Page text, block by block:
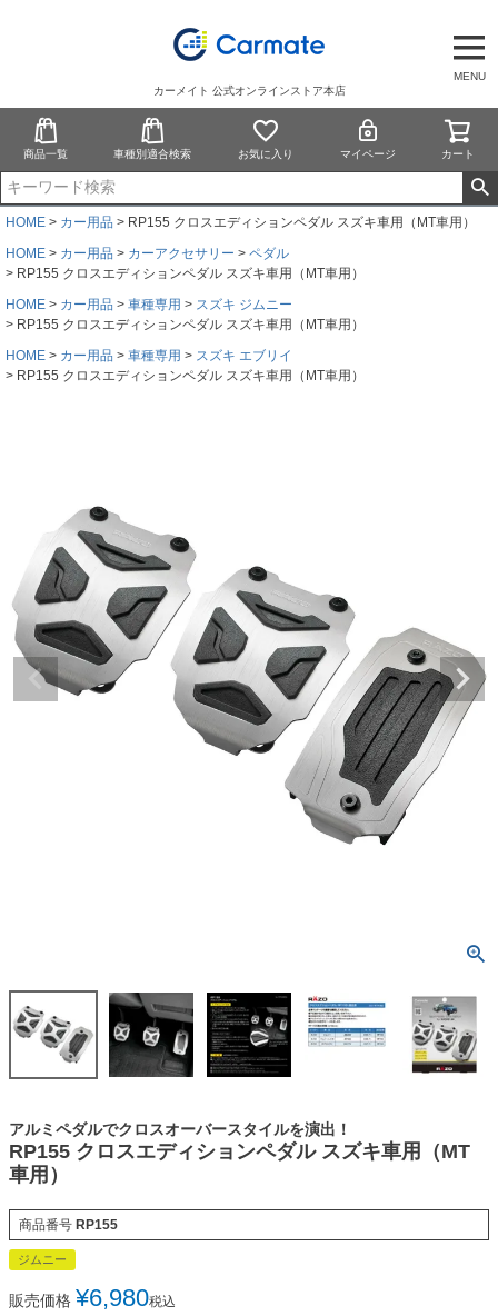
MENU
カーメイト 公式オンラインストア本店
商品一覧 車種別適合検索 お気に入り マイページ カート
HOME カー用品
RP155 クロスエディションペダル スズキ車用（MT車用）
HOME
カー用品 カーアクセサリー
ペダル
RP155 クロスエディションペダル スズキ車用（MT車用）
HOME
カー用品 車種専用
スズキ ジムニー
RP155 クロスエディションペダル スズキ車用（MT車用）
HOME
カー用品 車種専用
スズキ エブリイ
RP155 クロスエディションペダル スズキ車用（MT車用）
アルミペダルでクロスオーバースタイルを演出！
RP155 クロスエディションペダル スズキ車用（MT
車用）
商品番号 RP155
ジムニー
販売価格 ¥6,980税込